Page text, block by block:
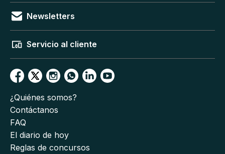
Newsletters
Servicio al cliente
¿Quiénes somos?
Contáctanos
FAQ
El diario de hoy
Reglas de concursos